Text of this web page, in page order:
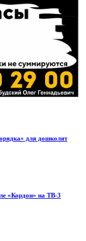
для дошколят
«Кордон» на ТВ-3